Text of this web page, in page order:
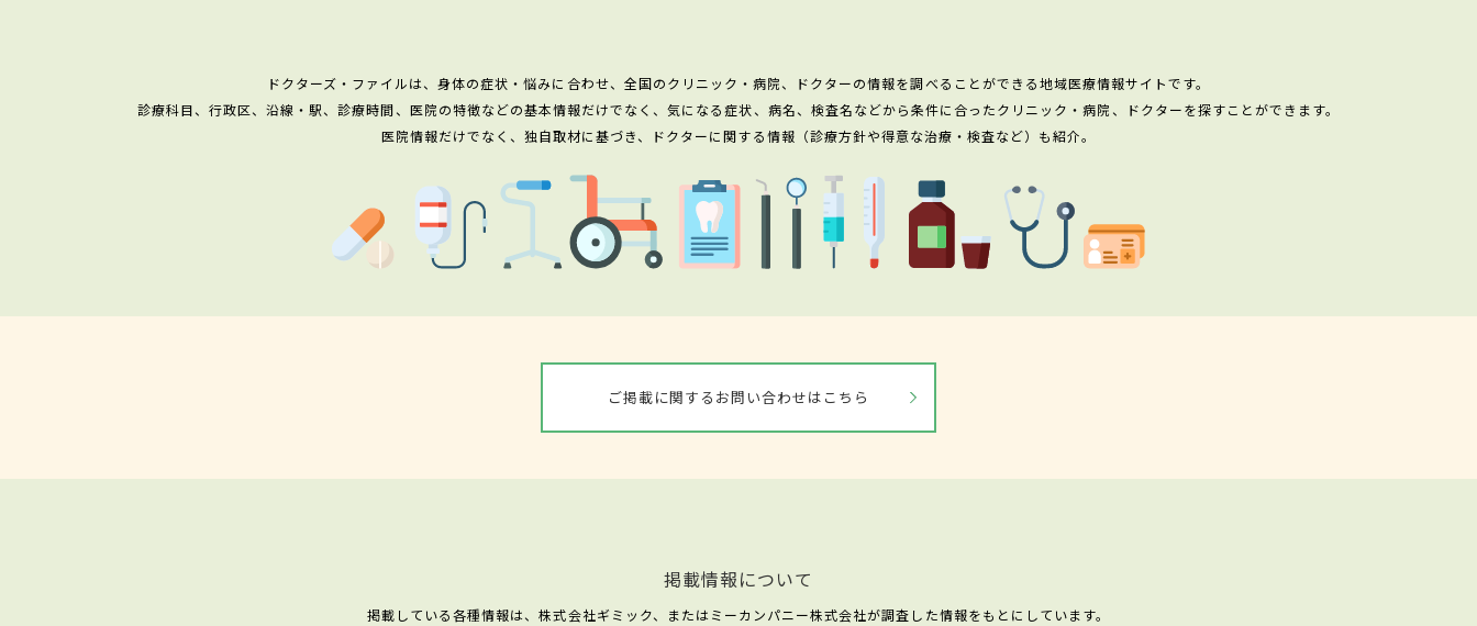
ドクターズ・ファイルは、身体の症状・悩みに合わせ、全国のクリニック・病院、ドクターの情報を調べることができる地域医療情報サイトです。
診療科目、行政区、沿線・駅、診療時間、医院の特徴などの基本情報だけでなく、気になる症状、病名、検査名などから条件に合ったクリニック・病院、ドクターを探すことができます。
医院情報だけでなく、独自取材に基づき、ドクターに関する情報（診療方針や得意な治療・検査など）も紹介。
ご掲載に関するお問い合わせはこちら
掲載情報について
掲載している各種情報は、株式会社ギミック、またはミーカンパニー株式会社が調査した情報をもとにしています。